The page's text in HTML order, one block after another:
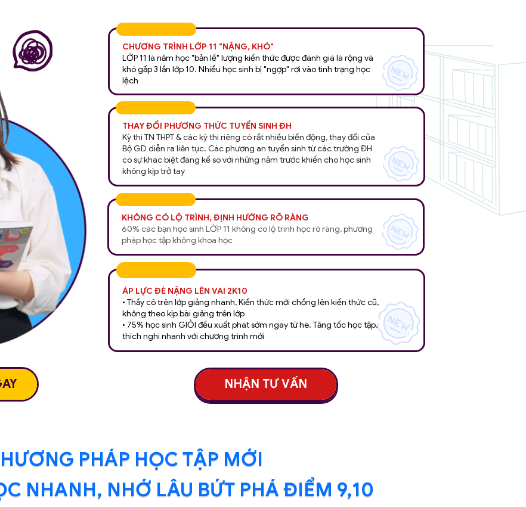
CHƯƠNG TRÌNH LỚP 11 "NẶNG, KHÓ"
LỚP 11 là năm học "bản lề" lượng kiến thức được đánh giá là rộng và
khó gấp 3 lần lớp 10. Nhiều học sinh bị "ngợp" rơi vào tình trạng học
lệch
THAY ĐỔI PHƯƠNG THỨC TUYỂN SINH ĐH
Kỳ thi TN THPT & các kỳ thi riêng có rất nhiều biến động, thay đổi của
Bộ GD diễn ra liên tục. Các phương an tuyển sinh từ các trường ĐH
có sự khác biệt đáng kể so với những năm trước khiến cho học sinh
không kịp trở tay
KHÔNG CÓ LỘ TRÌNH, ĐỊNH HƯỚNG RÕ RÀNG
60% các bạn học sinh LỚP 11 không có lộ trình học rõ ràng, phương
pháp học tập không khoa học
NHẬN TƯ VẤN
ÁP LỰC ĐÈ NẶNG LÊN VAI 2K10
• Thầy cô trên lớp giảng nhanh, Kiến thức mới chồng lên kiến thức cũ,
không theo kịp bài giảng trên lớp
• 75% học sinh GIỎI đều xuất phát sớm ngay từ hè. Tăng tốc học tập,
thích nghi nhanh với chương trình mới
PHÁP HỌC TẬP MỚI
NHANH, NHỚ LÂU BỨT PHÁ ĐIỂM 9,10